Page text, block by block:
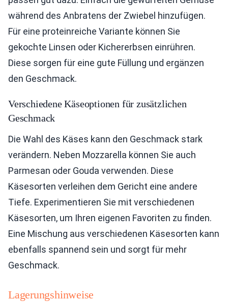
während des Anbratens der Zwiebel hinzufügen.
Für eine proteinreiche Variante können Sie
gekochte Linsen oder Kichererbsen einrühren.
Diese sorgen für eine gute Füllung und ergänzen
den Geschmack.
Verschiedene Käseoptionen für zusätzlichen
Geschmack
Die Wahl des Käses kann den Geschmack stark
verändern. Neben Mozzarella können Sie auch
Parmesan oder Gouda verwenden. Diese
Käsesorten verleihen dem Gericht eine andere
Tiefe. Experimentieren Sie mit verschiedenen
Käsesorten, um Ihren eigenen Favoriten zu finden.
Eine Mischung aus verschiedenen Käsesorten kann
ebenfalls spannend sein und sorgt für mehr
Geschmack.
Lagerungshinweise